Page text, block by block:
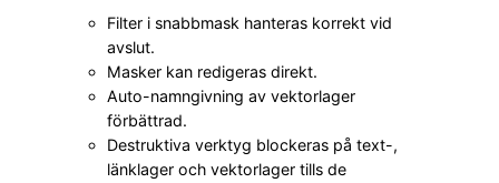
Filter i snabbmask hanteras korrekt vid
avslut.
Masker kan redigeras direkt.
Auto-namngivning av vektorlager
förbättrad.
Destruktiva verktyg blockeras på text-,
länklager och vektorlager tills de